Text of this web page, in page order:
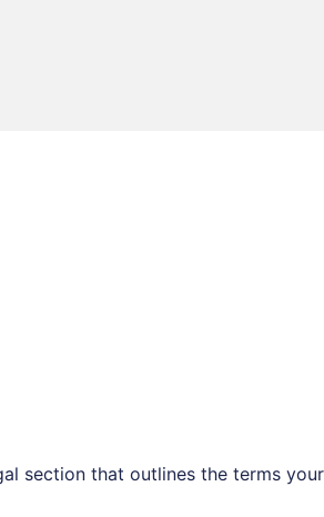
section that outlines the terms